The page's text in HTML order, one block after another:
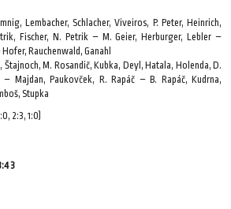
Lembacher, Schlacher, Viveiros, P. Peter, Heinrich,
Fischer, N. Petrik – M. Geier, Herburger, Lebler –
Rauchenwald, Ganahl
Štajnoch, M. Rosandič, Kubka, Deyl, Hatala, Holenda, D.
Majdan, Paukovček, R. Rapáč – B. Rapáč, Kudrna,
Stupka
2:3, 1:0)
3